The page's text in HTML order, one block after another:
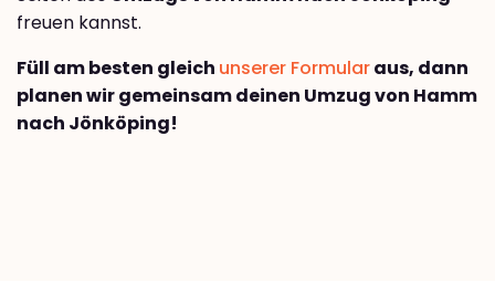
freuen kannst.
Füll am besten gleich unserer Formularaus, dann
planen wir gemeinsam deinen Umzug von Hamm
nach Jönköping!